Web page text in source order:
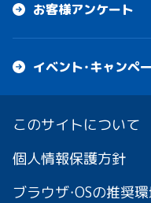
お客様アンケート
イベント・キャンペ
このサイトについて
個人情報保護方針
ブラウザ・OSの推奨